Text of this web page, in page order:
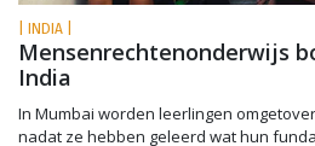
| INDIA |
Mensenrechtenonderwijs
India
In Mumbai worden leerlingen
nadat ze hebben geleerd wat hun